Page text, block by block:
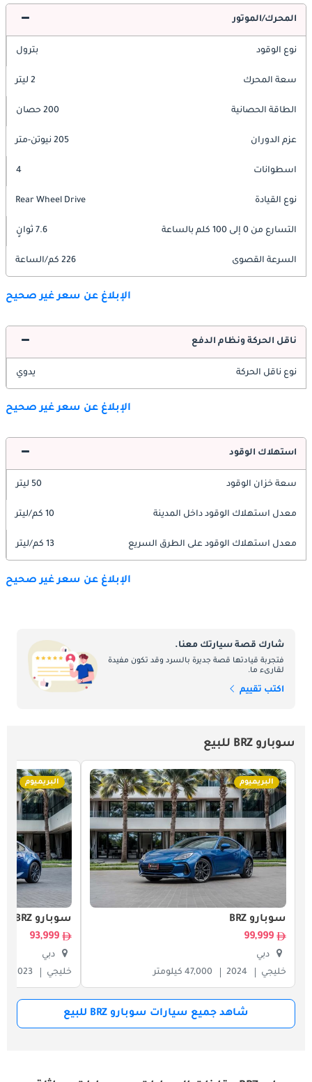
المحرك/الموتور
نوع الوقود بترول
سعة المحرك 2 ليتر
الطاقة الحصانية 200 حصان
عزم الدوران 205 نيوتن-متر
اسطوانات 4
نوع القيادة Rear Wheel Drive
التسارع من 0 إلى 100 كلم بالساعة 7.6 ثوانٍ
السرعة القصوى 226 كم/الساعة
الإبلاغ عن سعر غير صحيح
ناقل الحركة ونظام الدفع
نوع ناقل الحركة يدوي
الإبلاغ عن سعر غير صحيح
استهلاك الوقود
سعة خزان الوقود 50 ليتر
معدل استهلاك الوقود داخل المدينة 10 كم/ليتر
معدل استهلاك الوقود على الطرق السريع 13 كم/ليتر
الإبلاغ عن سعر غير صحيح
شارك قصة سيارتك معنا.
فتجربة قيادتها قصة جديرة بالسرد وقد تكون مفيدة
لقارىء ما.
اكتب تقييم
سوبارو BRZ للبيع
البريميوم
سوبارو BRZ
99,999
دبي
خليجي
2024 47,000 كيلومتر
البريميوم
سوبارو BRZ
93,999
دبي
خليجي
2023
شاهد جميع سيارات سوبارو BRZ للبيع